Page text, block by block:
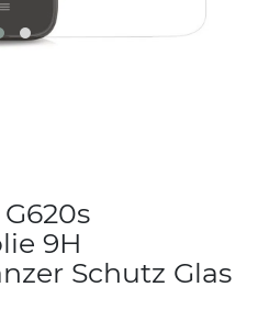
9H
Schutz Glas